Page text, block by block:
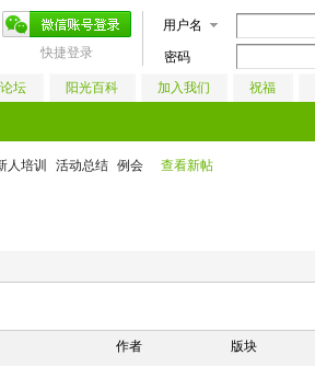
用户名
密码
快捷登录
坛 阳光百科 加入我们 祝福
人培训 活动总结 例会 查看新帖
作者 版块